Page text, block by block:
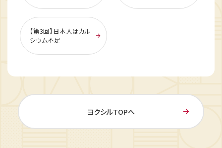
【第3回】日本人はカル
シウム不足
ヨクシルTOPへ